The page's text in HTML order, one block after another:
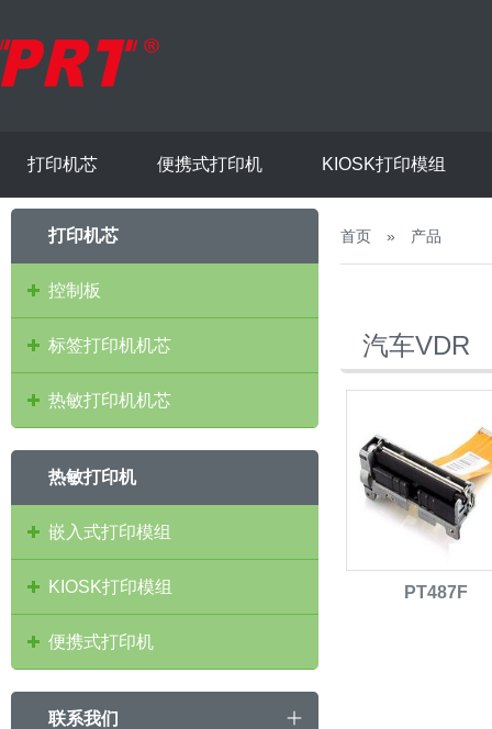
打印机芯 便携式打印机 KIOSK打印模组
打印机芯
控制板
标签打印机机芯
热敏打印机机芯
热敏打印机
嵌入式打印模组
KIOSK打印模组
便携式打印机
联系我们
首页 » 产品
汽车VDR
PT487F